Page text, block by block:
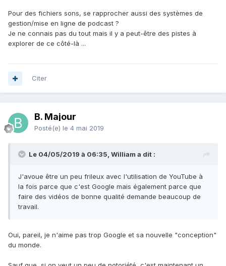
Pour des fichiers sons, se rapprocher aussi des systèmes de
gestion/mise en ligne de podcast ?
Je ne connais pas du tout mais il y a peut-être des pistes à
explorer de ce côté-là ...
Citer
B. Majour
Posté(e) le 4 mai 2019
Le 04/05/2019 à 06:35, William a dit :
J'avoue être un peu frileux avec l'utilisation de YouTube à
la fois parce que c'est Google mais également parce que
faire des vidéos de bonne qualité demande beaucoup de
travail.
Oui, pareil, je n'aime pas trop Google et sa nouvelle "conception"
du monde.